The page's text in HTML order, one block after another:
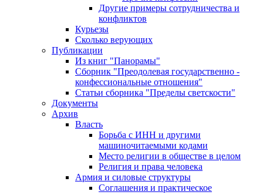
Другие примеры сотрудничества и
конфликтов
Курьезы
Сколько верующих
Публикации
Из книг "Панорамы"
Сборник "Преодолевая государственно -
конфессиональные отношения"
Статьи сборника "Пределы светскости"
Документы
Архив
Власть
Борьба с ИНН и другими
машиночитаемыми кодами
Место религии в обществе в целом
Религия и права человека
Армия и силовые структуры
Соглашения и практическое